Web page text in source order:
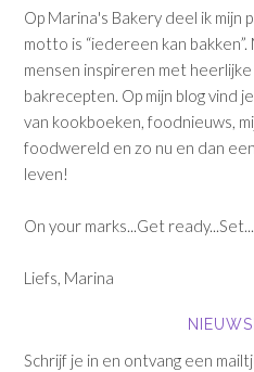
Op Marina's Bakery deel ik mijn
motto is “iedereen kan bakken”.
mensen inspireren met
bakrecepten. Op mijn blog vind
van kookboeken, foodnieuws,
foodwereld en zo nu en dan
leven!
On your marks...Get
Liefs, Marina
Schrijf je in en ontvang een